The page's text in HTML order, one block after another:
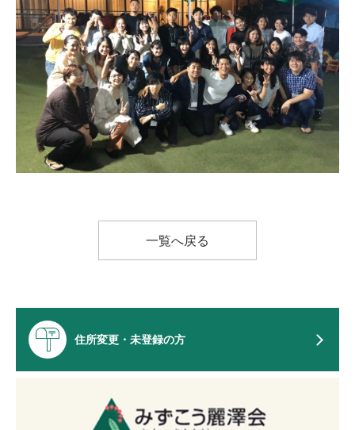
一覧へ戻る
住所変更・未登録の方